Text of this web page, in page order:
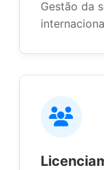
Gestão da